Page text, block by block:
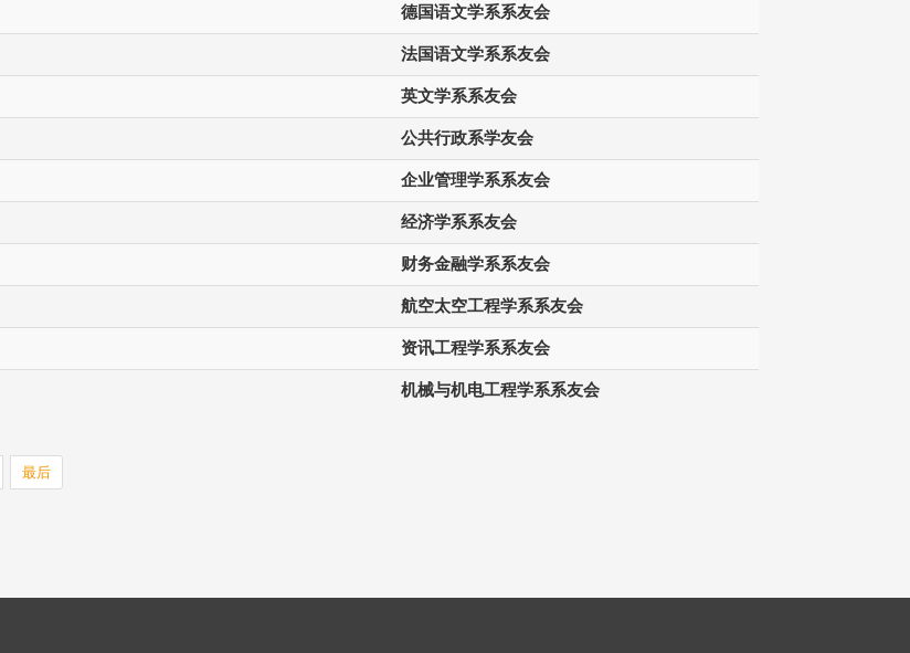
德国语文学系系友会
法国语文学系系友会
英文学系系友会
公共行政系学友会
企业管理学系系友会
经济学系系友会
财务金融学系系友会
航空太空工程学系系友会
资讯工程学系系友会
机械与机电工程学系系友会
最后